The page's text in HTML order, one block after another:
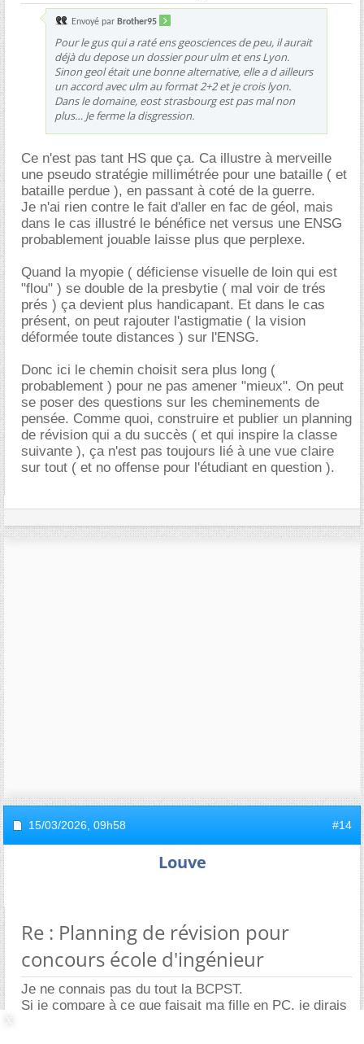
Envoyé par Brother95
Pour le gus qui a raté ens geosciences de peu, il aurait
déjà du depose un dossier pour ulm et ens Lyon.
Sinon geol était une bonne alternative, elle a d ailleurs
un accord avec ulm au format 2+2 et je crois lyon.
Dans le domaine, eost strasbourg est pas mal non
plus… Je ferme la disgression.
Ce n'est pas tant HS que ça. Ca illustre à merveille
une pseudo stratégie millimétrée pour une bataille ( et
bataille perdue ), en passant à coté de la guerre.
Je n'ai rien contre le fait d'aller en fac de géol, mais
dans le cas illustré le bénéfice net versus une ENSG
probablement jouable laisse plus que perplexe.
Quand la myopie ( déficiense visuelle de loin qui est
"flou" ) se double de la presbytie ( mal voir de trés
prés ) ça devient plus handicapant. Et dans le cas
présent, on peut rajouter l'astigmatie ( la vision
déformée toute distances ) sur l'ENSG.
Donc ici le chemin choisit sera plus long (
probablement ) pour ne pas amener "mieux". On peut
se poser des questions sur les cheminements de
pensée. Comme quoi, construire et publier un planning
de révision qui a du succès ( et qui inspire la classe
suivante ), ça n'est pas toujours lié à une vue claire
sur tout ( et no offense pour l'étudiant en question ).
15/03/2026, 09h58 #14
Louve
Re : Planning de révision pour
concours école d'ingénieur
Je ne connais pas du tout la BCPST.
Si je compare à ce que faisait ma fille en PC, je dirais